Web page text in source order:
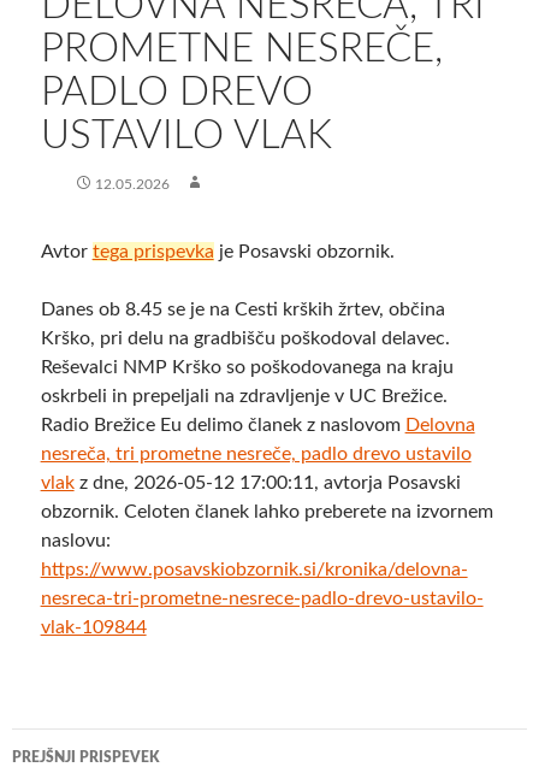
PROMETNE NESREČE,
PADLO DREVO
USTAVILO VLAK
12.05.2026
Avtor tega prispevka je Posavski obzornik.
Danes ob 8.45 se je na Cesti krških žrtev, občina
Krško, pri delu na gradbišču poškodoval delavec.
Reševalci NMP Krško so poškodovanega na kraju
oskrbeli in prepeljali na zdravljenje v UC Brežice.
Radio Brežice Eu delimo članek z naslovom Delovna
nesreča, tri prometne nesreče, padlo drevo ustavilo
vlakz dne, 2026-05-12 17:00:11, avtorja Posavski
obzornik. Celoten članek lahko preberete na izvornem
naslovu:
https://www.posavskiobzornik.si/kronika/delovna-
nesreca-tri-prometne-nesrece-padlo-drevo-ustavilo-
vlak-109844
Krmarjenje
PREJŠNJI PRISPEVEK